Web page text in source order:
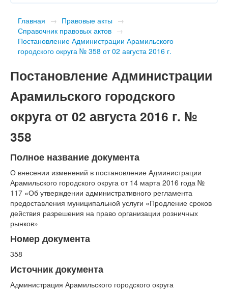
Главная → Правовые акты →
Справочник правовых актов →
Постановление Администрации Арамильского
городского округа № 358 от 02 августа 2016 г.
Постановление Администрации
Арамильского городского
округа от 02 августа 2016 г. №
358
Полное название документа
О внесении изменений в постановление Администрации
Арамильского городского округа от 14 марта 2016 года №
117 «Об утверждении административного регламента
предоставления муниципальной услуги «Продление сроков
действия разрешения на право организации розничных
рынков»
Номер документа
358
Источник документа
Администрация Арамильского городского округа